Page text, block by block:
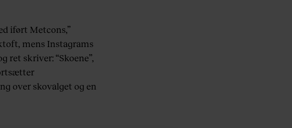
iført Metcons,”
mens Instagrams
ret skriver: “Skoene”,
over skovalget og en